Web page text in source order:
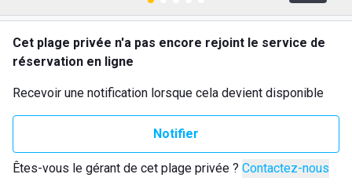
Cet plage privée n'a pas encore rejoint le service de
réservation en ligne
Recevoir une notification lorsque cela devient disponible
Notifier
Êtes-vous le gérant de cet plage privée ? Contactez-nous